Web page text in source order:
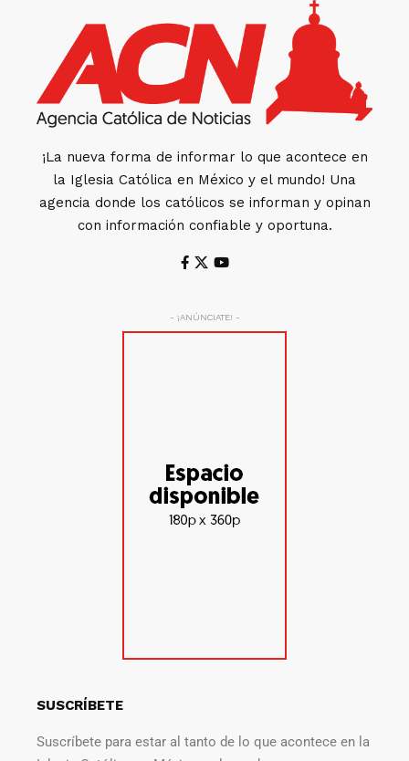
¡La nueva forma de informar lo que acontece en
la Iglesia Católica en México y el mundo! Una
agencia donde los católicos se informan y opinan
con información confiable y oportuna.
- ¡ANÚNCIATE! -
SUSCRÍBETE
Suscríbete para estar al tanto de lo que acontece en la